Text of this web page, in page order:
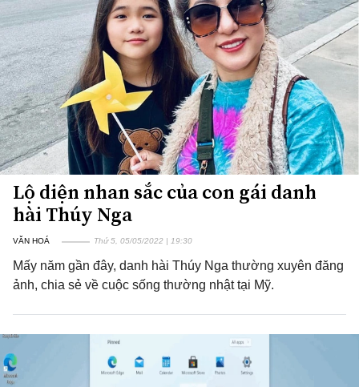
Lộ diện nhan sắc của con gái danh
hài Thúy Nga
VĂN HOÁ Thứ 5, 05/05/2022 | 19:30
Mấy năm gần đây, danh hài Thúy Nga thường xuyên đăng
ảnh, chia sẻ về cuộc sống thường nhật tại Mỹ.